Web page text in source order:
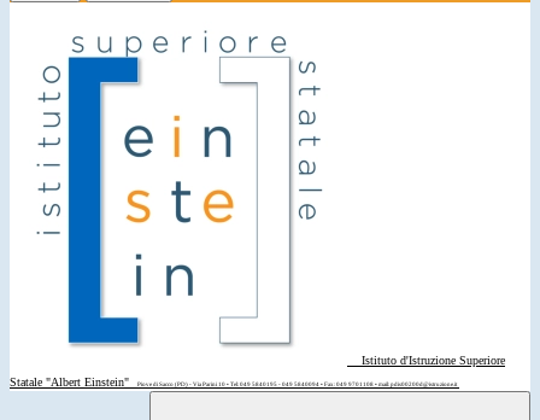
Istituto d'Istruzione Superiore
Statale "Albert Einstein"
Piove di Sacco (PD) - Via Parini 10 • Tel: 049 5840195 - 049 5840094 • Fax: 049 9701108 • mail: pdis00200d@istruzione.it